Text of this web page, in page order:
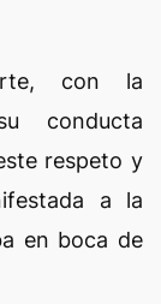
con la
conducta
respeto y
a la
en boca de